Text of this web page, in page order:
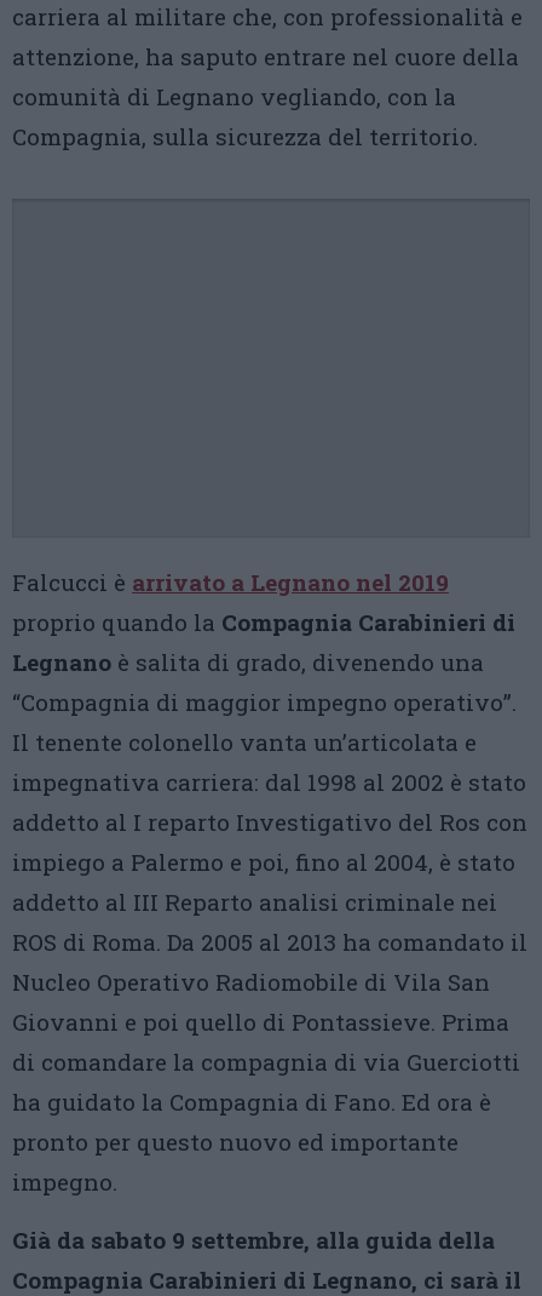
carriera al militare che, con professionalità e
attenzione, ha saputo entrare nel cuore della
comunità di Legnano vegliando, con la
Compagnia, sulla sicurezza del territorio.
Falcucci è arrivato a Legnano nel 2019
proprio quando la Compagnia Carabinieri di
Legnano è salita di grado, divenendo una
“Compagnia di maggior impegno operativo”.
Il tenente colonello vanta un’articolata e
impegnativa carriera: dal 1998 al 2002 è stato
addetto al I reparto Investigativo del Ros con
impiego a Palermo e poi, fino al 2004, è stato
addetto al III Reparto analisi criminale nei
ROS di Roma. Da 2005 al 2013 ha comandato il
Nucleo Operativo Radiomobile di Vila San
Giovanni e poi quello di Pontassieve. Prima
di comandare la compagnia di via Guerciotti
ha guidato la Compagnia di Fano. Ed ora è
pronto per questo nuovo ed importante
impegno.
Già da sabato 9 settembre, alla guida della
Compagnia Carabinieri di Legnano, ci sarà il